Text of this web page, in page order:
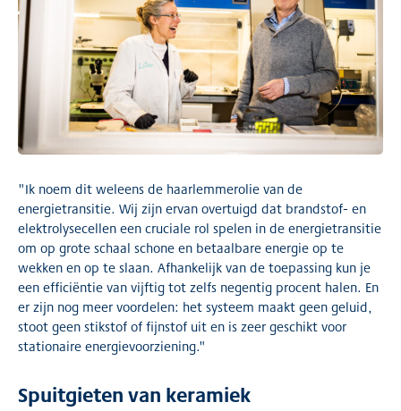
"Ik noem dit weleens de haarlemmerolie van de
energietransitie. Wij zijn ervan overtuigd dat brandstof- en
elektrolysecellen een cruciale rol spelen in de energietransitie
om op grote schaal schone en betaalbare energie op te
wekken en op te slaan. Afhankelijk van de toepassing kun je
een efficiëntie van vijftig tot zelfs negentig procent halen. En
er zijn nog meer voordelen: het systeem maakt geen geluid,
stoot geen stikstof of fijnstof uit en is zeer geschikt voor
stationaire energievoorziening."
Spuitgieten van keramiek